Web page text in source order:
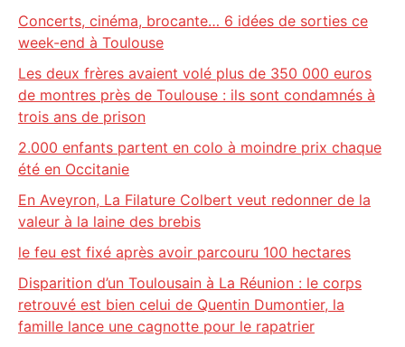
Concerts, cinéma, brocante… 6 idées de sorties ce
week-end à Toulouse
Les deux frères avaient volé plus de 350 000 euros
de montres près de Toulouse : ils sont condamnés à
trois ans de prison
2.000 enfants partent en colo à moindre prix chaque
été en Occitanie
En Aveyron, La Filature Colbert veut redonner de la
valeur à la laine des brebis
le feu est fixé après avoir parcouru 100 hectares
Disparition d’un Toulousain à La Réunion : le corps
retrouvé est bien celui de Quentin Dumontier, la
famille lance une cagnotte pour le rapatrier